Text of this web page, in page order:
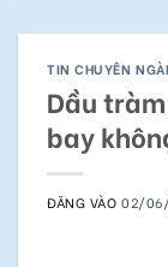
TIN CHUYÊN
Dầu
bay
ĐĂNG VÀO02/